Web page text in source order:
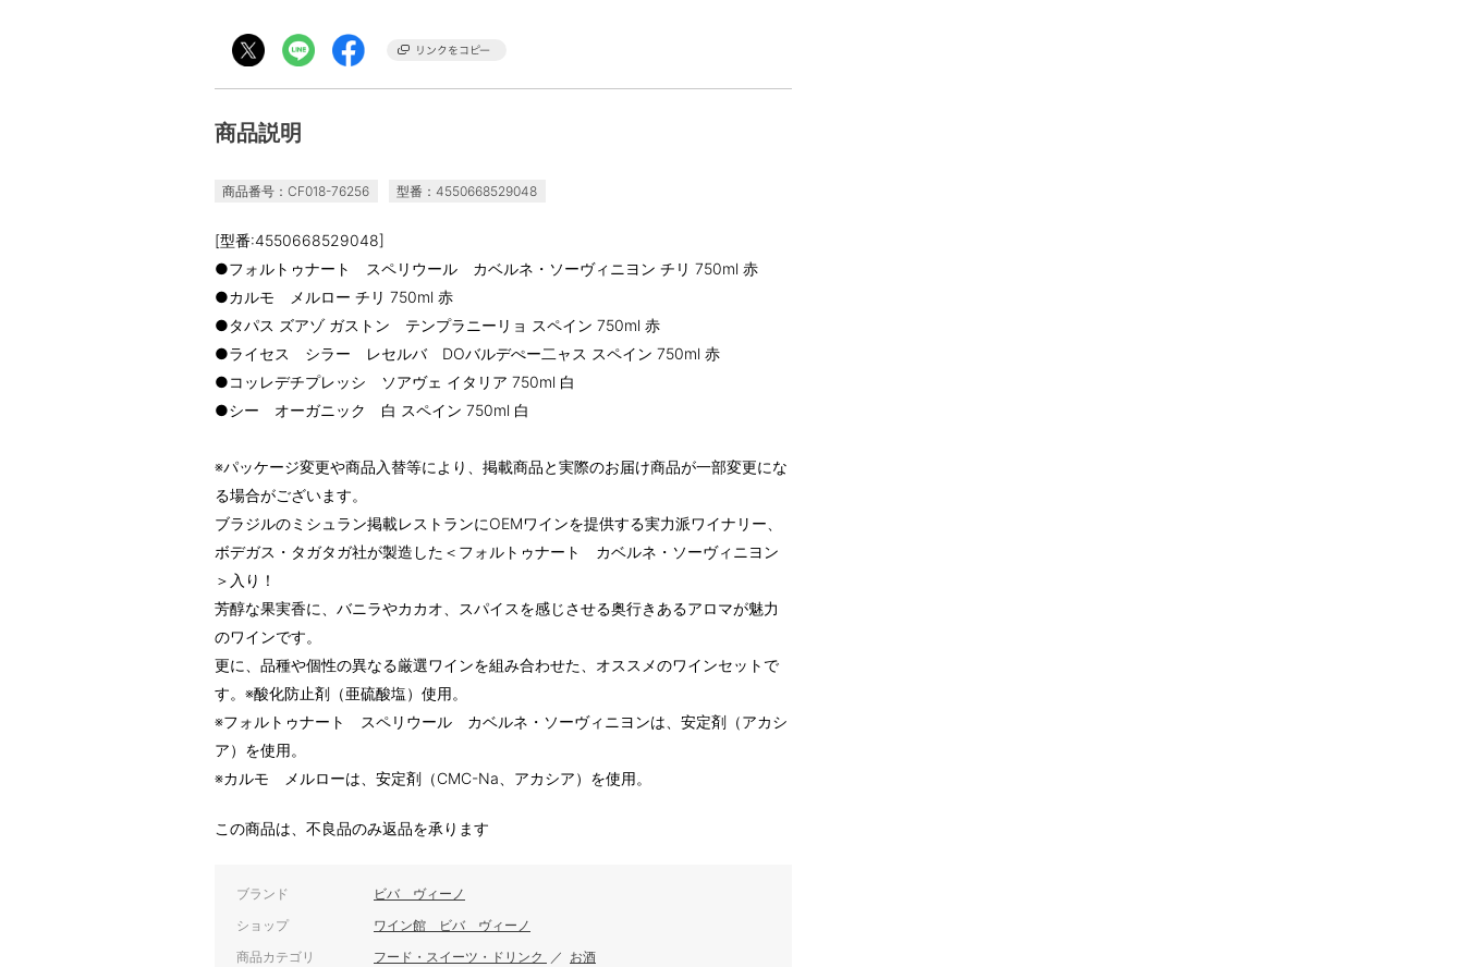
商品説明
商品番号：CF018-76256 型番：4550668529048
[型番:4550668529048]
●フォルトゥナート スペリウール カベルネ・ソーヴィニヨン チリ 750ml 赤
●カルモ メルロー チリ 750ml 赤
●タパス ズアゾ ガストン テンプラニーリョ スペイン 750ml 赤
●ライセス シラー レセルバ DOバルデぺー二ャス スペイン 750ml 赤
●コッレデチプレッシ ソアヴェ イタリア 750ml 白
●シー オーガニック 白 スペイン 750ml 白
※パッケージ変更や商品入替等により、掲載商品と実際のお届け商品が一部変更にな
る場合がございます。
ブラジルのミシュラン掲載レストランにOEMワインを提供する実力派ワイナリー、
ボデガス・タガタガ社が製造した＜フォルトゥナート カベルネ・ソーヴィニヨン
＞入り！
芳醇な果実香に、バニラやカカオ、スパイスを感じさせる奥行きあるアロマが魅力
のワインです。
更に、品種や個性の異なる厳選ワインを組み合わせた、オススメのワインセットで
す。※酸化防止剤（亜硫酸塩）使用。
※フォルトゥナート スペリウール カベルネ・ソーヴィニヨンは、安定剤（アカシ
ア）を使用。
※カルモ メルローは、安定剤（CMC-Na、アカシア）を使用。
この商品は、不良品のみ返品を承ります
ブランド ビバ ヴィーノ
ショップ ワイン館 ビバ ヴィーノ
商品カテゴリ フード・スイーツ・ドリンク ／ お酒